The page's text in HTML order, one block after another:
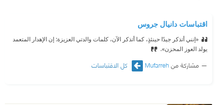
اقتباسات دانيال جروس
«إنني أتذكر جيدًا حينئذٍ، كما أتذكر الآن، كلمات والدتي العزيزة: إن الإهدار المتعمد
يولد العوز المحزن».
مشاركة منMufarreh كل الاقتباسات